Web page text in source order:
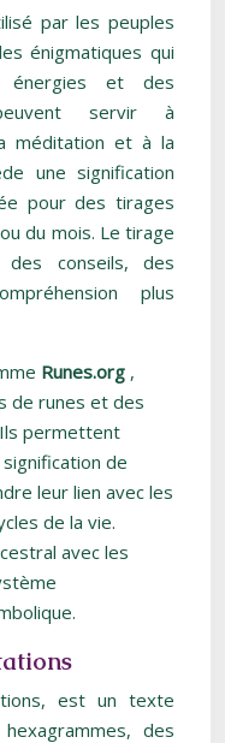
par les peuples
énigmatiques qui
énergies et des
servir à
méditation et à la
une signification
pour des tirages
du mois. Le tirage
conseils, des
plus
Runes.org ,
de runes et des
permettent
de
leur lien avec les
de la vie.
avec les
est un texte
des